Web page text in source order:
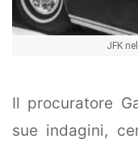
JFK
Il procuratore
sue indagini,